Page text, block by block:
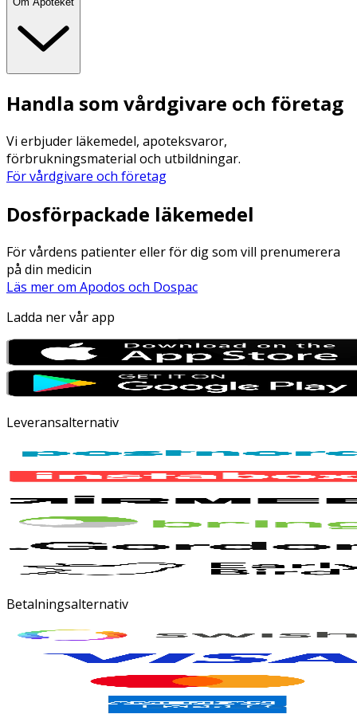
Handla som vårdgivare och företag
Vi erbjuder läkemedel, apoteksvaror,
förbrukningsmaterial och utbildningar.
För vårdgivare och företag
Dosförpackade läkemedel
För vårdens patienter eller för dig som vill prenumerera
på din medicin
Läs mer om Apodos och Dospac
Ladda ner vår app
Leveransalternativ
Betalningsalternativ